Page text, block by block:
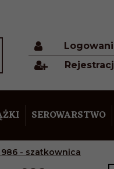
SEROWARSTWO
- szatkownica